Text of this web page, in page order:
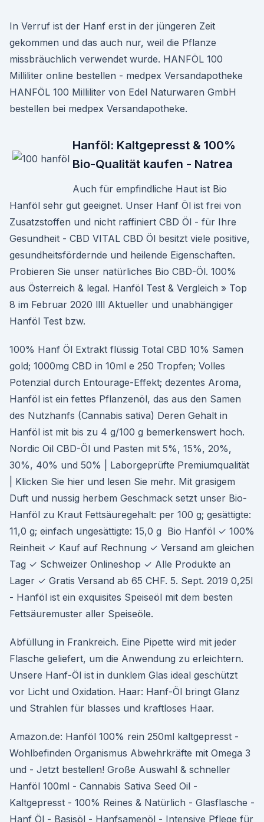
In Verruf ist der Hanf erst in der jüngeren Zeit
gekommen und das auch nur, weil die Pflanze
missbräuchlich verwendet wurde. HANFÖL 100
Milliliter online bestellen - medpex Versandapotheke
HANFÖL 100 Milliliter von Edel Naturwaren GmbH
bestellen bei medpex Versandapotheke.
Hanföl: Kaltgepresst & 100%
Bio-Qualität kaufen - Natrea
Auch für empfindliche Haut ist Bio
Hanföl sehr gut geeignet. Unser Hanf Öl ist frei von
Zusatzstoffen und nicht raffiniert CBD Öl - für Ihre
Gesundheit - CBD VITAL CBD Öl besitzt viele positive,
gesundheitsfördernde und heilende Eigenschaften.
Probieren Sie unser natürliches Bio CBD-Öl. 100%
aus Österreich & legal. Hanföl Test & Vergleich » Top
8 im Februar 2020 llll Aktueller und unabhängiger
Hanföl Test bzw.
100% Hanf Öl Extrakt flüssig Total CBD 10% Samen
gold; 1000mg CBD in 10ml e 250 Tropfen; Volles
Potenzial durch Entourage-Effekt; dezentes Aroma,
Hanföl ist ein fettes Pflanzenöl, das aus den Samen
des Nutzhanfs (Cannabis sativa) Deren Gehalt in
Hanföl ist mit bis zu 4 g/100 g bemerkenswert hoch.
Nordic Oil CBD-Öl und Pasten mit 5%, 15%, 20%,
30%, 40% und 50% | Laborgeprüfte Premiumqualität
| Klicken Sie hier und lesen Sie mehr. Mit grasigem
Duft und nussig herbem Geschmack setzt unser Bio-
Hanföl zu Kraut Fettsäuregehalt: per 100 g; gesättigte:
11,0 g; einfach ungesättigte: 15,0 g Bio Hanföl ✓ 100%
Reinheit ✓ Kauf auf Rechnung ✓ Versand am gleichen
Tag ✓ Schweizer Onlineshop ✓ Alle Produkte an
Lager ✓ Gratis Versand ab 65 CHF. 5. Sept. 2019 0,25l
- Hanföl ist ein exquisites Speiseöl mit dem besten
Fettsäuremuster aller Speiseöle.
Abfüllung in Frankreich. Eine Pipette wird mit jeder
Flasche geliefert, um die Anwendung zu erleichtern.
Unsere Hanf-Öl ist in dunklem Glas ideal geschützt
vor Licht und Oxidation. Haar: Hanf-Öl bringt Glanz
und Strahlen für blasses und kraftloses Haar.
Amazon.de: Hanföl 100% rein 250ml kaltgepresst -
Wohlbefinden Organismus Abwehrkräfte mit Omega 3
und - Jetzt bestellen! Große Auswahl & schneller
Hanföl 100ml - Cannabis Sativa Seed Oil -
Kaltgepresst - 100% Reines & Natürlich - Glasflasche -
Hanf Öl - Basisöl - Hanfsamenöl - Intensive Pflege für